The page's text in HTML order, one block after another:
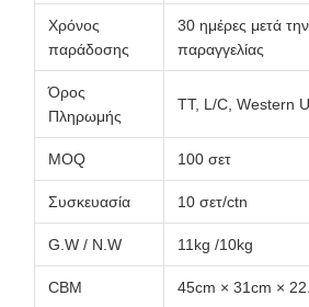
Χρόνος
παράδοσης
30 ημέρες μετά
παραγγελίας
Όρος
Πληρωμής
TT, L/C, Western
MOQ 100 σετ
Συσκευασία 10 σετ/ctn
G.W / N.W 11kg /10kg
CBM 45cm × 31cm ×